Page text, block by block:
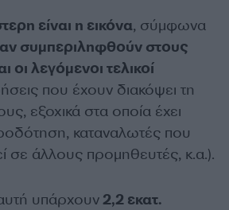
είναι η εικόνα, σύμφωνα
αν συμπεριληφθούν στους
οι λεγόμενοι τελικοί
που έχουν διακόψει τη
εξοχικά στα οποία έχει
καταναλωτές που
σε άλλους προμηθευτές, κ.α.).
υπάρχουν 2,2 εκατ.